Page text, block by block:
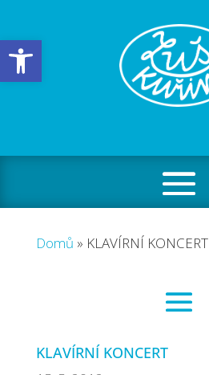
Open toolbar
Domů » KLAVÍRNÍ KONCERT
KLAVÍRNÍ KONCERT